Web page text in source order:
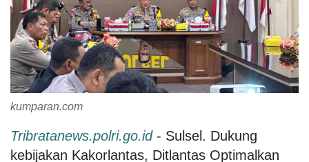
kumparan.com
Tribratanews.polri.go.id- Sulsel. Dukung
kebijakan Kakorlantas, Ditlantas Optimalkan